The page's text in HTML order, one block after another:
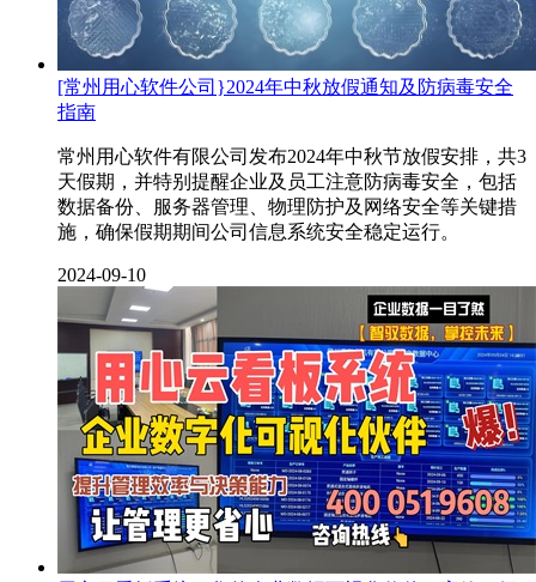
[常州用心软件公司}2024年中秋放假通知及防病毒安全
指南
常州用心软件有限公司发布2024年中秋节放假安排，共3
天假期，并特别提醒企业及员工注意防病毒安全，包括
数据备份、服务器管理、物理防护及网络安全等关键措
施，确保假期期间公司信息系统安全稳定运行。
2024-09-10